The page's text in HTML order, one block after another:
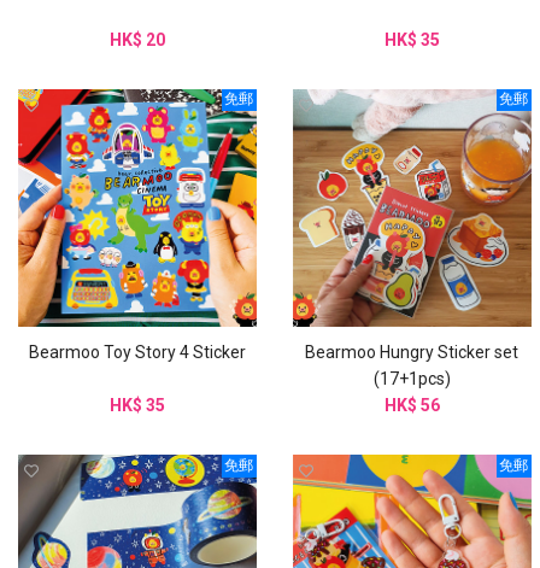
HK$ 20 HK$ 35
免郵
Bearmoo Toy Story 4 Sticker
HK$ 35
免郵
Bearmoo Hungry Sticker set
(17+1pcs)
HK$ 56
免郵 免郵